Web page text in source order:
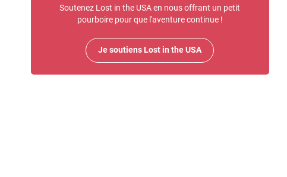
Soutenez Lost in the USA en nous offrant un petit
pourboire pour que l'aventure continue !
Je soutiens Lost in the USA